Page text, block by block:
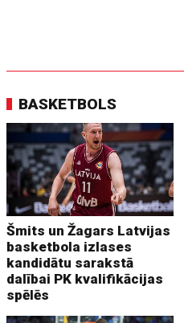
BASKETBOLS
Šmits un Žagars Latvijas
basketbola izlases
kandidātu sarakstā
dalībai PK kvalifikācijas
spēlēs